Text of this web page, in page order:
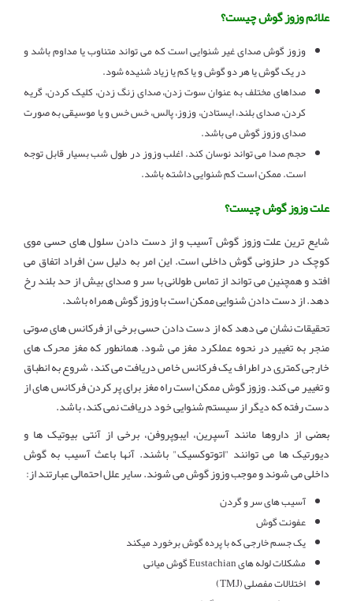
علائم وزوز گوش چیست؟
وزوز گوش صدای غیر شنوایی است که می تواند متناوب یا مداوم باشد و
در یک گوش یا هر دو گوش و یا کم یا زیاد شنیده شود.
صداهای مختلف به عنوان سوت زدن، صدای زنگ زدن، کلیک کردن، گریه
کردن، صدای بلند، ایستادن، وزوز، پالس، خس خس و یا موسیقی به صورت
صدای وزوز گوش می باشد.
حجم صدا می تواند نوسان کند. اغلب وزوز در طول شب بسیار قابل توجه
است. ممکن است کم شنوایی داشته باشد.
علت وزوز گوش چیست؟
شایع ترین علت وزوز گوش آسیب و از دست دادن سلول های حسی موی
کوچک در حلزونی گوش داخلی است. این امر به دلیل سن افراد اتفاق می
افتد و همچنین می تواند از تماس طولانی با سر و صدای بیش از حد بلند رخ
دهد. از دست دادن شنوایی ممکن است با وزوز گوش همراه باشد.
تحقیقات نشان می دهد که از دست دادن حسی برخی از فرکانس های صوتی
منجر به تغییر در نحوه عملکرد مغز می شود. همانطور که مغز محرک های
خارجی کمتری در اطراف یک فرکانس خاص دریافت می کند، شروع به انطباق
و تغییر می کند. وزوز گوش ممکن است راه مغز برای پر کردن فرکانس های از
دست رفته که دیگر از سیستم شنوایی خود دریافت نمی کند، باشد.
بعضی از داروها مانند آسپرین، ایبوپروفن، برخی از آنتی بیوتیک ها و
دیورتیک ها می توانند "اتوتوکسیک" باشند. آنها باعث آسیب به گوش
داخلی می شوند و موجب وزوز گوش می شوند. سایر علل احتمالی عبارتند از:
آسیب های سر و گردن
عفونت گوش
یک جسم خارجی که با پرده گوش برخورد میکند
مشکلات لوله های Eustachian گوش میانی
اختلالات مفصلی (TMJ)